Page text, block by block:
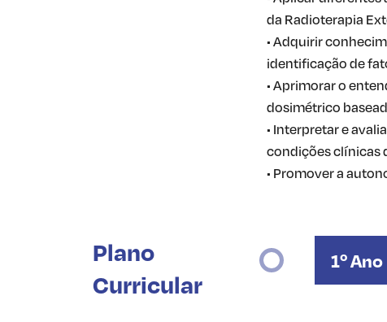
da Radioterapia
• Adquirir
identificação de
• Aprimorar o
dosimétrico
• Interpretar e
condições clínicas
• Promover a
Plano
Curricular
1º Ano